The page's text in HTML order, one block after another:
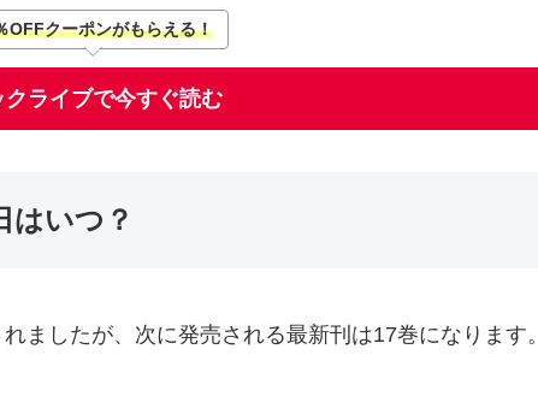
OFFクーポンがもらえる！
クライブで今すぐ読む
はいつ？
ましたが、次に発売される最新刊は17巻になります。